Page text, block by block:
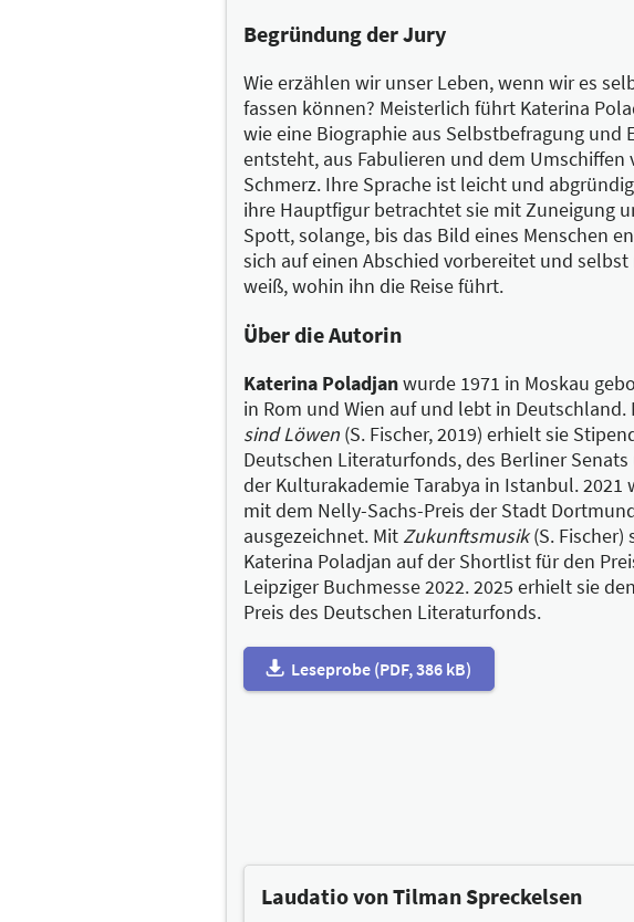
Begründung der Jury
Wie erzählen wir unser Leben, wenn wir es
fassen können? Meisterlich führt Katerina
wie eine Biographie aus Selbstbefragung und
entsteht, aus Fabulieren und dem Umschiffen
Schmerz. Ihre Sprache ist leicht und
ihre Hauptfigur betrachtet sie mit Zuneigung
Spott, solange, bis das Bild eines Menschen
sich auf einen Abschied vorbereitet und
weiß, wohin ihn die Reise führt.
Über die Autorin
Katerina Poladjanwurde 1971 in Moskau
in Rom und Wien auf und lebt in Deutschland.
sind Löwen (S. Fischer, 2019) erhielt sie
Deutschen Literaturfonds, des Berliner
der Kulturakademie Tarabya in Istanbul. 2021
mit dem Nelly-Sachs-Preis der Stadt
ausgezeichnet. Mit Zukunftsmusik(S. Fischer)
Katerina Poladjan auf der Shortlist für den
Leipziger Buchmesse 2022. 2025 erhielt sie
Preis des Deutschen Literaturfonds.
Leseprobe (PDF, 386 kB)
Laudatio von Tilman Spreckelsen